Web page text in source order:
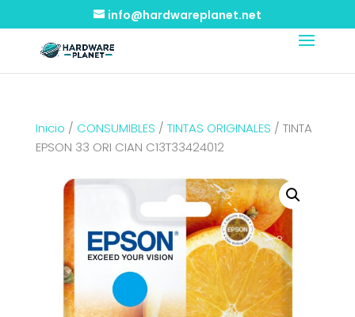
info@hardwareplanet.net
Inicio / CONSUMIBLES / TINTAS ORIGINALES / TINTA
EPSON 33 ORI CIAN C13T33424012